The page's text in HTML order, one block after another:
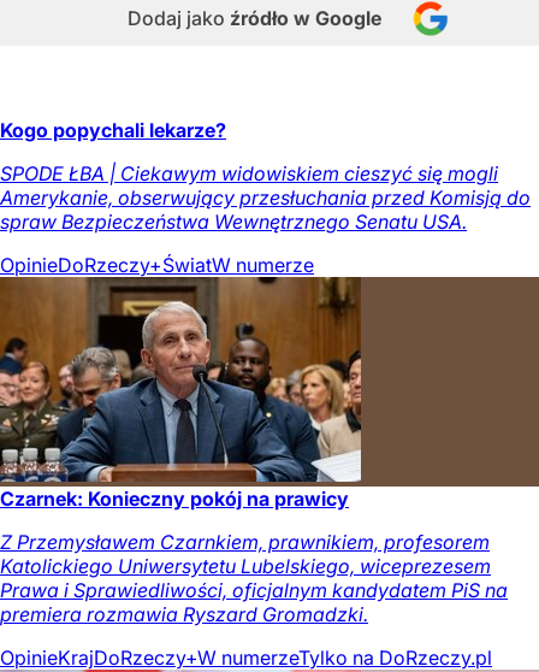
Dodaj jako źródło w Google
Kogo popychali lekarze?
SPODE ŁBA | Ciekawym widowiskiem cieszyć się mogli
Amerykanie, obserwujący przesłuchania przed Komisją do
spraw Bezpieczeństwa Wewnętrznego Senatu USA.
OpinieDoRzeczy+ŚwiatW numerze
Czarnek: Konieczny pokój na prawicy
Z Przemysławem Czarnkiem, prawnikiem, profesorem
Katolickiego Uniwersytetu Lubelskiego, wiceprezesem
Prawa i Sprawiedliwości, oficjalnym kandydatem PiS na
premiera rozmawia Ryszard Gromadzki.
OpinieKrajDoRzeczy+W numerzeTylko na DoRzeczy.pl